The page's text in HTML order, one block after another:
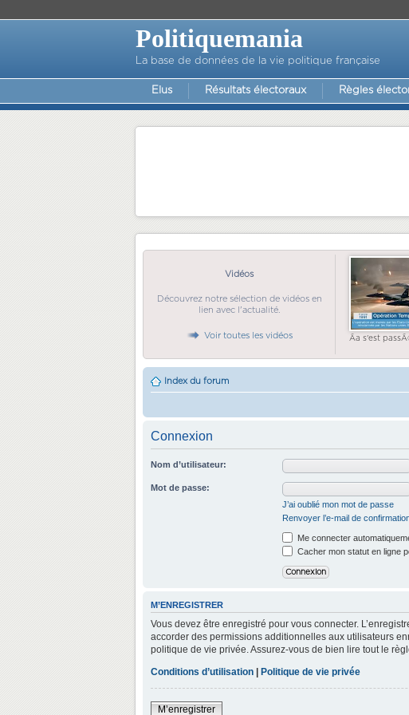
Politiquemania
La base de données de la vie politique française
Elus Résultats électoraux Règles
Vidéos
Découvrez notre sélection de vidéos en
lien avec l'actualité.
Voir toutes les vidéos Ãa s'est
Index du forum
Connexion
Nom d’utilisateur:
Mot de passe:
J’ai oublié mon mot de passe
Renvoyer l’e-mail de
Me connecter
Cacher mon statut en ligne
M’ENREGISTRER
Vous devez être enregistré pour vous connecter.
accorder des permissions additionnelles aux utilisateurs
politique de vie privée. Assurez-vous de bien lire tout le
Conditions d’utilisation | Politique de vie privée
M’enregistrer